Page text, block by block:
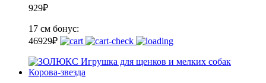
929₽
17 см бонус:
46929₽